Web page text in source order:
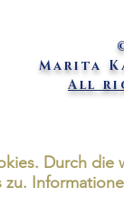
Marita
All
Durch die